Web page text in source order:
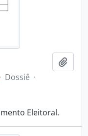
· Dossiê ·
Eleitoral.